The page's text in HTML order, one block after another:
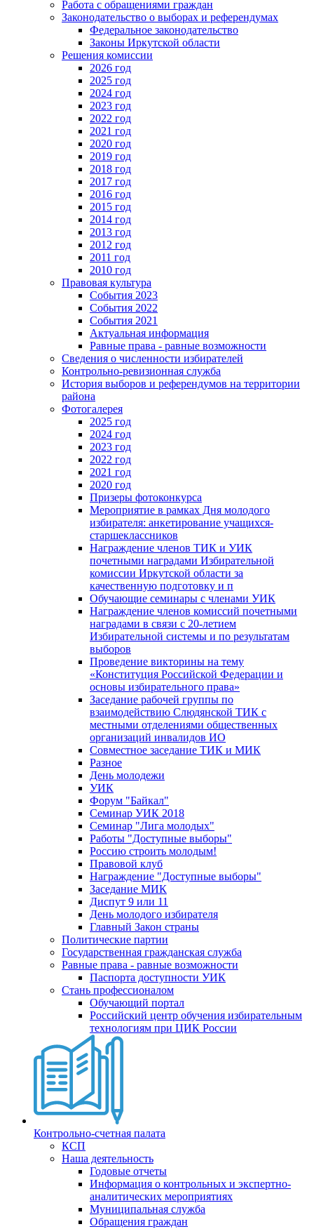
Работа с обращениями граждан
Законодательство о выборах и референдумах
Федеральное законодательство
Законы Иркутской области
Решения комиссии
2026 год
2025 год
2024 год
2023 год
2022 год
2021 год
2020 год
2019 год
2018 год
2017 год
2016 год
2015 год
2014 год
2013 год
2012 год
2011 год
2010 год
Правовая культура
События 2023
События 2022
События 2021
Актуальная информация
Равные права - равные возможности
Сведения о численности избирателей
Контрольно-ревизионная служба
История выборов и референдумов на территории
района
Фотогалерея
2025 год
2024 год
2023 год
2022 год
2021 год
2020 год
Призеры фотоконкурса
Мероприятие в рамках Дня молодого
избирателя: анкетирование учащихся-
старшеклассников
Награждение членов ТИК и УИК
почетными наградами Избирательной
комиссии Иркутской области за
качественную подготовку и п
Обучающие семинары с членами УИК
Награждение членов комиссий почетными
наградами в связи с 20-летием
Избирательной системы и по результатам
выборов
Проведение викторины на тему
«Конституция Российской Федерации и
основы избирательного права»
Заседание рабочей группы по
взаимодействию Слюдянской ТИК с
местными отделениями общественных
организаций инвалидов ИО
Совместное заседание ТИК и МИК
Разное
День молодежи
УИК
Форум "Байкал"
Семинар УИК 2018
Семинар "Лига молодых"
Работы "Доступные выборы"
Россию строить молодым!
Правовой клуб
Награждение "Доступные выборы"
Заседание МИК
Диспут 9 или 11
День молодого избирателя
Главный Закон страны
Политические партии
Государственная гражданская служба
Равные права - равные возможности
Паспорта доступности УИК
Стань профессионалом
Обучающий портал
Российский центр обучения избирательным
технологиям при ЦИК России
Контрольно-счетная палата
КСП
Наша деятельность
Годовые отчеты
Информация о контрольных и экспертно-
аналитических мероприятиях
Муниципальная служба
Обращения граждан